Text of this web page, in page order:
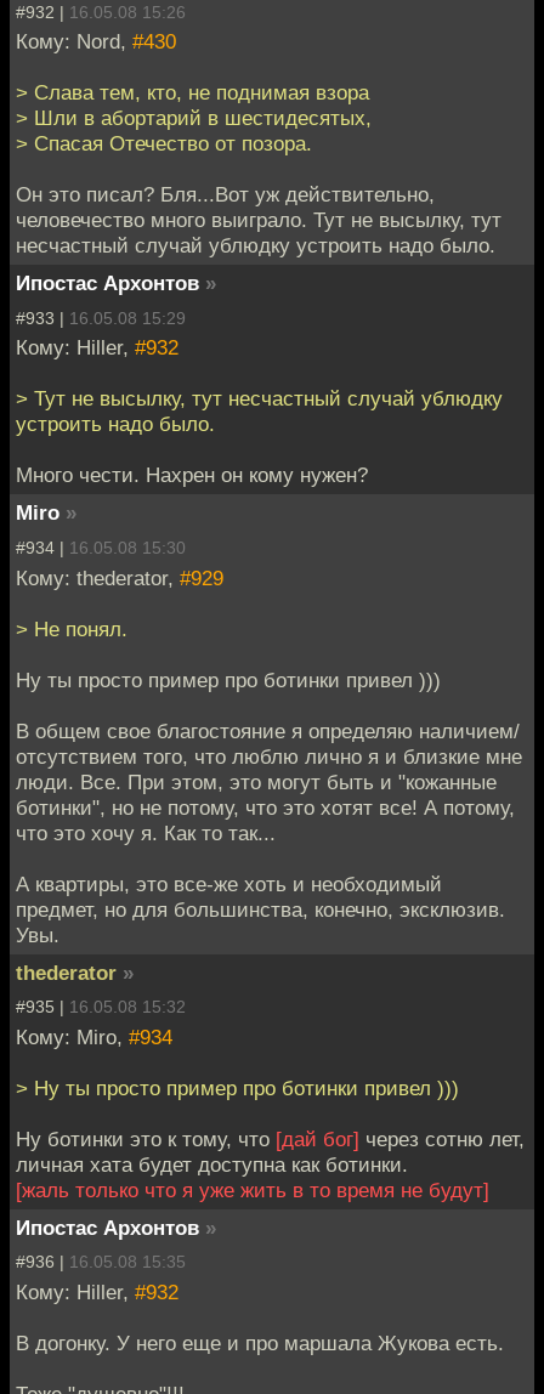
#932 | 16.05.08 15:26
Кому: Nord, #430
> Слава тем, кто, не поднимая взора
> Шли в абортарий в шестидесятых,
> Спасая Отечество от позора.
Он это писал? Бля...Вот уж действительно,
человечество много выиграло. Тут не высылку, тут
несчастный случай ублюдку устроить надо было.
Ипостас Архонтов »
#933 | 16.05.08 15:29
Кому: Hiller, #932
> Тут не высылку, тут несчастный случай ублюдку
устроить надо было.
Много чести. Нахрен он кому нужен?
Miro »
#934 | 16.05.08 15:30
Кому: thederator, #929
> Не понял.
Ну ты просто пример про ботинки привел )))
В общем свое благостояние я определяю наличием/
отсутствием того, что люблю лично я и близкие мне
люди. Все. При этом, это могут быть и "кожанные
ботинки", но не потому, что это хотят все! А потому,
что это хочу я. Как то так...
А квартиры, это все-же хоть и необходимый
предмет, но для большинства, конечно, эксклюзив.
Увы.
thederator »
#935 | 16.05.08 15:32
Кому: Miro, #934
> Ну ты просто пример про ботинки привел )))
Ну ботинки это к тому, что [дай бог] через сотню лет,
личная хата будет доступна как ботинки.
[жаль только что я уже жить в то время не будут]
Ипостас Архонтов »
#936 | 16.05.08 15:35
Кому: Hiller, #932
В догонку. У него еще и про маршала Жукова есть.